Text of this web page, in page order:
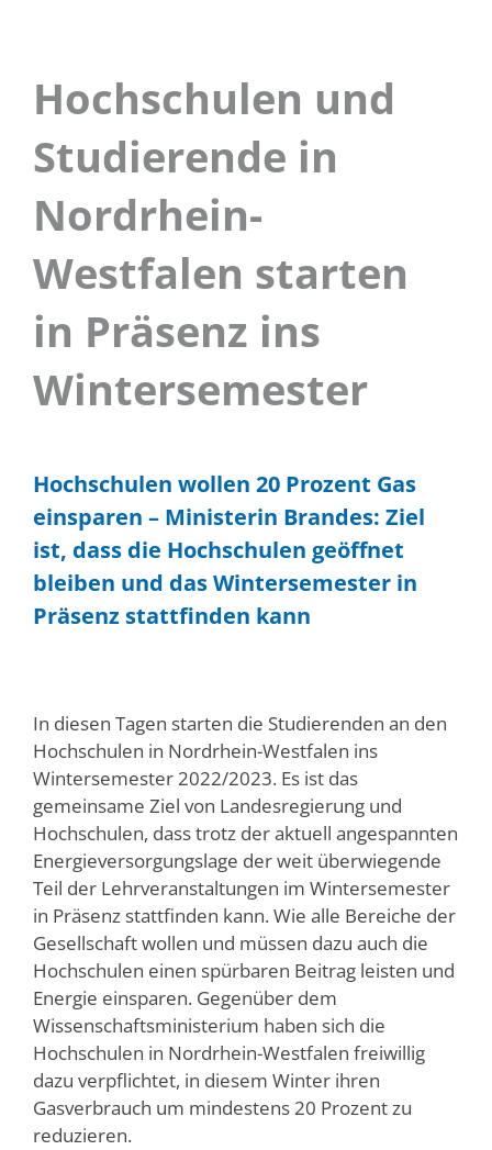
Hochschulen und
Studierende in
Nordrhein-
Westfalen starten
in Präsenz ins
Wintersemester
Hochschulen wollen 20 Prozent Gas
einsparen – Ministerin Brandes: Ziel
ist, dass die Hochschulen geöffnet
bleiben und das Wintersemester in
Präsenz stattfinden kann
In diesen Tagen starten die Studierenden an den
Hochschulen in Nordrhein-Westfalen ins
Wintersemester 2022/2023. Es ist das
gemeinsame Ziel von Landesregierung und
Hochschulen, dass trotz der aktuell angespannten
Energieversorgungslage der weit überwiegende
Teil der Lehrveranstaltungen im Wintersemester
in Präsenz stattfinden kann. Wie alle Bereiche der
Gesellschaft wollen und müssen dazu auch die
Hochschulen einen spürbaren Beitrag leisten und
Energie einsparen. Gegenüber dem
Wissenschaftsministerium haben sich die
Hochschulen in Nordrhein-Westfalen freiwillig
dazu verpflichtet, in diesem Winter ihren
Gasverbrauch um mindestens 20 Prozent zu
reduzieren.